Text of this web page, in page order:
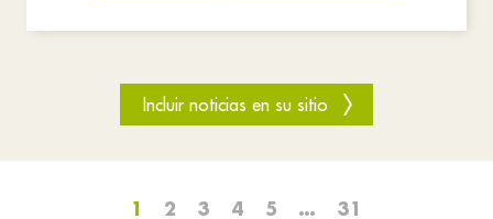
Incluir noticias en su sitio
1 2 3 4 5 … 31